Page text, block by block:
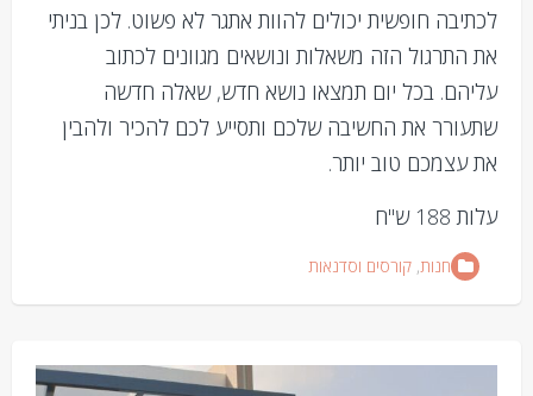
לכתיבה חופשית יכולים להוות אתגר לא פשוט. לכן בניתי
את התרגול הזה משאלות ונושאים מגוונים לכתוב
עליהם. בכל יום תמצאו נושא חדש, שאלה חדשה
שתעורר את החשיבה שלכם ותסייע לכם להכיר ולהבין
את עצמכם טוב יותר.
עלות 188 ש"ח
חנות, קורסים וסדנאות